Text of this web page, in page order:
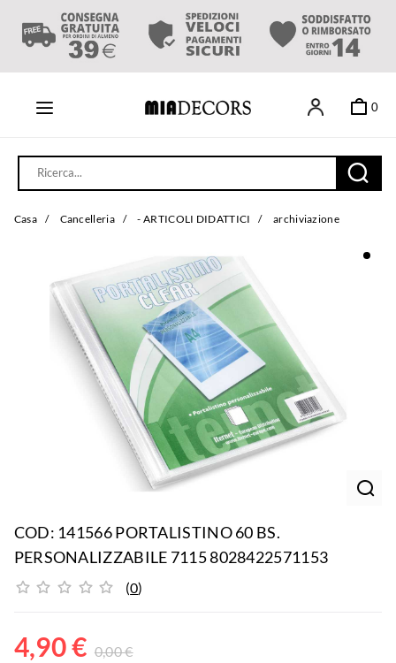
0
Casa / Cancelleria / - ARTICOLI DIDATTICI / archiviazione
COD: 141566 PORTALISTINO 60 BS.
PERSONALIZZABILE 7115 8028422571153
(0)
4,90€ 0,00€